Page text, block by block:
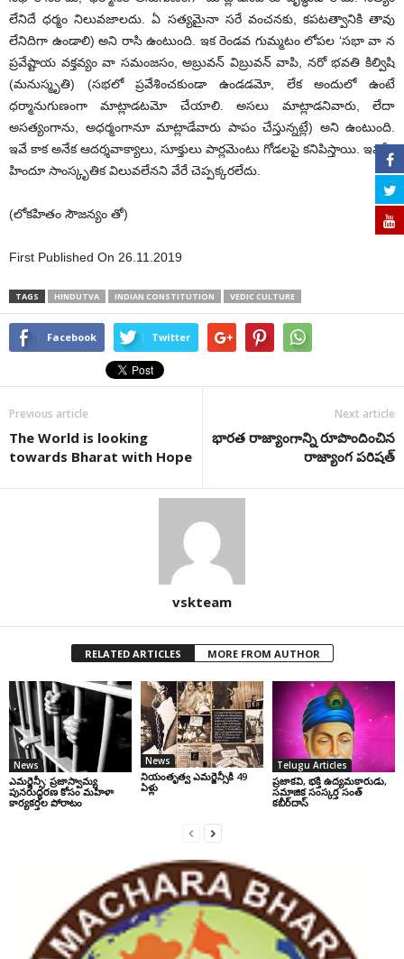
లేనిదే ధర్మం నిలువజాలదు. ఏ సత్యమైనా సరే వంచనకు, కపటత్వానికి తావు
లేనిదిగా ఉండాలి) అని రాసి ఉంటుంది. ఇక రెండవ గుమ్మటం లోపల ‘సభా వా న
ప్రవేష్టాయ వక్తవ్యం వా సమంజసం, అబ్రువన్‌ విబ్రువన్‌ వాపి, నరో భవతి కిల్విషి
(మనుస్మృతి) (సభలో ప్రవేశించకుండా ఉండడమో, లేక అందులో ఉంటే
ధర్మానుగుణంగా మాట్లాడటమో చేయాలి. అసలు మాట్లాడనివారు, లేదా
అసత్యంగాను, అధర్మంగానూ మాట్లాడేవారు పాపం చేస్తున్నట్లే) అని ఉంటుంది.
ఇవే కాక అనేక ఆదర్శవాక్యాలు, సూక్తులు పార్లమెంటు గోడలపై కనిపిస్తాయి. ఇవన్నీ
హిందూ సాంస్కృతిక విలువలేనని వేరే చెప్పక్కరలేదు.
(లోకహితం సౌజన్యం తో)
First Published On 26.11.2019
TAGS HINDUTVA INDIAN CONSTITUTION VEDIC CULTURE
Facebook Twitter
Previous article
The World is looking
towards Bharat with Hope
Next article
భారత రాజ్యాంగాన్ని రూపొందించిన
రాజ్యాంగ పరిషత్
vskteam
RELATED ARTICLES MORE FROM AUTHOR
News
ఎమర్జెన్సీ: ప్రజాస్వామ్య
పునరుద్ధరణ కోసం మహిళా
కార్యకర్తల పోరాటం
News
నియంతృత్వ ఎమర్జెన్సీకి 49
ఏళ్లు
Telugu Articles
ప్రజాకవి, భక్తి ఉద్యమకారుడు,
సమాజిక సంస్కర్త సంత్‌
కబీర్‌దాస్‌